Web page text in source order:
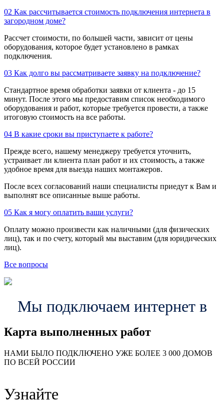
02 Как рассчитывается стоимость подключения интернета в
загородном доме?
Рассчет стоимости, по большей части, зависит от цены
оборудования, которое будет установлено в рамках
подключения.
03 Как долго вы рассматриваете заявку на подключение?
Стандартное время обработки заявки от клиента - до 15
минут. После этого мы предоставим список необходимого
оборудования и работ, которые требуется провести, а также
итоговую стоимость на все работы.
04 В какие сроки вы приступаете к работе?
Прежде всего, нашему менеджеру требуется уточнить,
устраивает ли клиента план работ и их стоимость, а также
удобное время для выезда наших монтажеров.
После всех согласований наши специалисты приедут к Вам и
выполнят все описанные выше работы.
05 Как я могу оплатить ваши услуги?
Оплату можно произвести как наличными (для физических
лиц), так и по счету, который мы выставим (для юридических
лиц).
Все вопросы
Мы подключаем интернет в
Карта выполненных работ
НАМИ БЫЛО ПОДКЛЮЧЕНО УЖЕ БОЛЕЕ 3 000 ДОМОВ
ПО ВСЕЙ РОССИИ
57
29
99
48
Узнайте